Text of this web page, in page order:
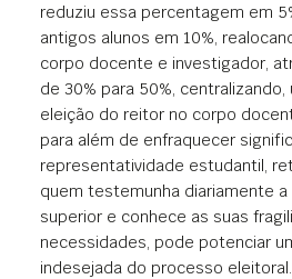
reduziu essa percentagem em
antigos alunos em 10%,
corpo docente e investigador,
de 30% para 50%, centralizando,
eleição do reitor no corpo
para além de enfraquecer
representatividade estudantil,
quem testemunha diariamente
superior e conhece as suas
necessidades, pode potenciar
indesejada do processo eleitoral.